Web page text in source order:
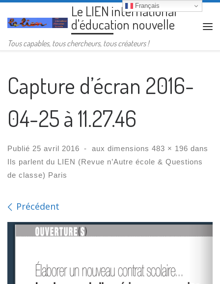
Passer au contenuLe LIEN international
d'éducation nouvelle
Tous capables, tous chercheurs, tous créateurs !
Capture d’écran 2016-
04-25 à 11.27.46
Publié 25 avril 2016 - aux dimensions 483 × 196 dans
Ils parlent du LIEN (Revue n’Autre école & Questions
de classe) Paris
Navigation des images
Précédent
Français